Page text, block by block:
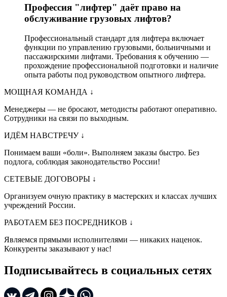
Профессия "лифтер" даёт право на
обслуживание грузовых лифтов?
Профессиональный стандарт для лифтера включает
функции по управлению грузовыми, больничными и
пассажирскими лифтами. Требования к обучению —
прохождение профессиональной подготовки и наличие
опыта работы под руководством опытного лифтера.
МОЩНАЯ КОМАНДА ↓
Менеджеры — не бросают, методисты работают оперативно.
Сотрудники на связи по выходным.
ИДЁМ НАВСТРЕЧУ ↓
Понимаем ваши «боли». Выполняем заказы быстро. Без
подлога, соблюдая законодательство России!
СЕТЕВЫЕ ДОГОВОРЫ ↓
Организуем очную практику в мастерских и классах лучших
учреждений России.
РАБОТАЕМ БЕЗ ПОСРЕДНИКОВ ↓
Являемся прямыми исполнителями — никаких наценок.
Конкуренты заказывают у нас!
Подписывайтесь в социальных сетях